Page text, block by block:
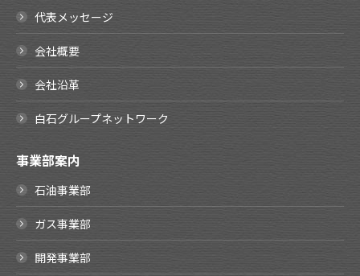
代表メッセージ
会社概要
会社沿革
白石グループネットワーク
事業部案内
石油事業部
ガス事業部
開発事業部